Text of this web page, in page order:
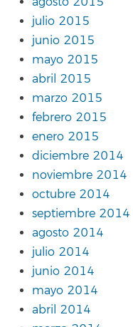
julio 2015
junio 2015
mayo 2015
abril 2015
marzo 2015
febrero 2015
enero 2015
diciembre 2014
noviembre 2014
octubre 2014
septiembre 2014
agosto 2014
julio 2014
junio 2014
mayo 2014
abril 2014